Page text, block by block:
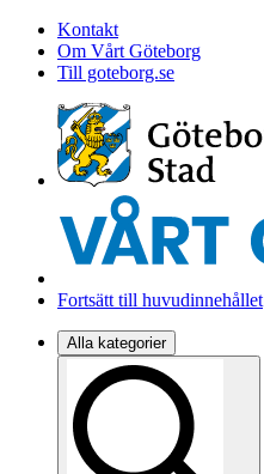
Kontakt
Om Vårt Göteborg
Till goteborg.se
Fortsätt till huvudinnehållet
Alla kategorier